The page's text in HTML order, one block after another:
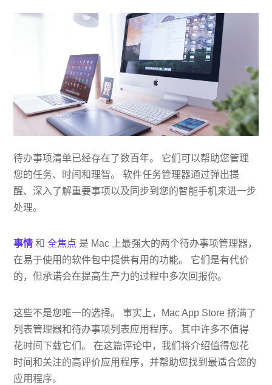
待办事项清单已经存在了数百年。 它们可以帮助您管理
您的任务、时间和理智。 软件任务管理器通过弹出提
醒、深入了解重要事项以及同步到您的智能手机来进一步
处理。
事情 和全焦点 是 Mac 上最强大的两个待办事项管理器，
在易于使用的软件包中提供有用的功能。 它们是有代价
的，但承诺会在提高生产力的过程中多次回报你。
这些不是您唯一的选择。 事实上，Mac App Store 挤满了
列表管理器和待办事项列表应用程序。 其中许多不值得
花时间下载它们。 在这篇评论中，我们将介绍值得您花
时间和关注的高评价应用程序，并帮助您找到最适合您的
应用程序。